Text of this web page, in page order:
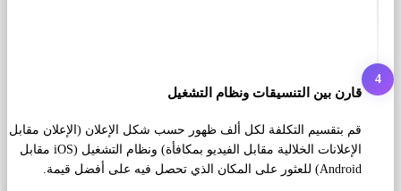
4
قارن بين التنسيقات ونظام التشغيل
قم بتقسيم التكلفة لكل ألف ظهور حسب شكل الإعلان (الإعلان مقابل
الإعلانات الخلالية مقابل الفيديو بمكافأة) ونظام التشغيل (iOS مقابل
Android) للعثور على المكان الذي تحصل فيه على أفضل قيمة.